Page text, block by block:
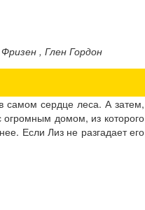
, Глен Гордон
самом сердце леса. А затем,
огромным домом, из которого
Если Лиз не разгадает его